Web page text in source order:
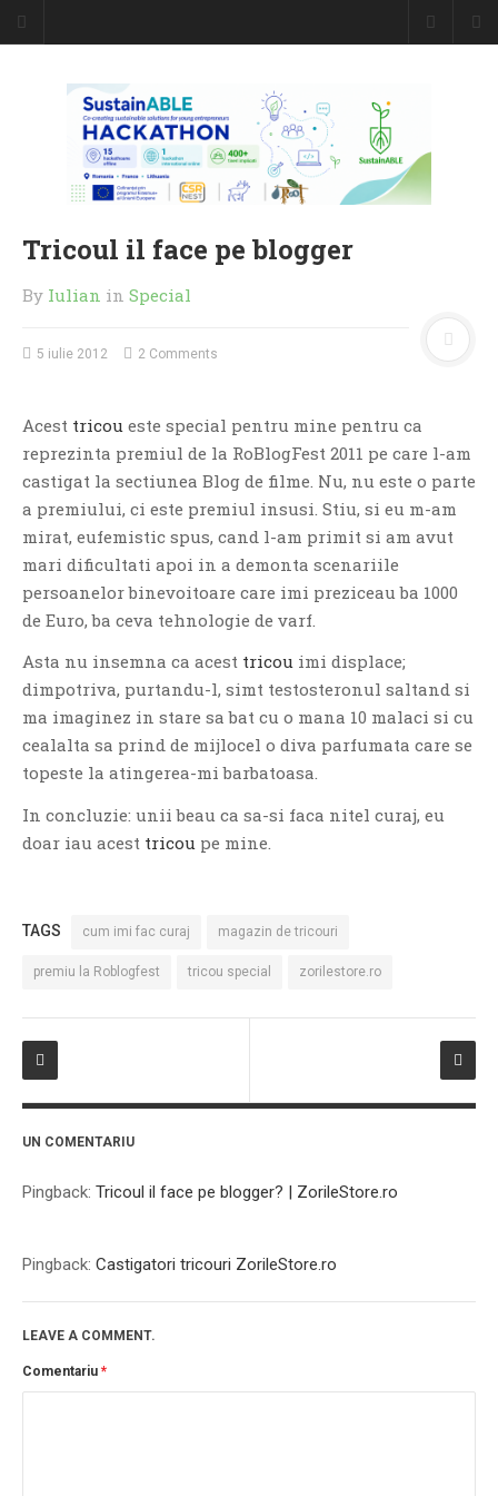
Caiet de
insemnari
DESCARCĂ!
O poveste in care sexul se
confunda cu dragostea,
DESCARCĂ!
If you like movies, words and
mind games, then this is the
own acrostics and describing
RASFOIESTE
Tricoul il face pe blogger
By Iulian in Special
5 iulie 2012 2 Comments
Acest tricou este special pentru mine pentru ca
reprezinta premiul de la RoBlogFest 2011 pe care l-am
castigat la sectiunea Blog de filme. Nu, nu este o parte
a premiului, ci este premiul insusi. Stiu, si eu m-am
mirat, eufemistic spus, cand l-am primit si am avut
mari dificultati apoi in a demonta scenariile
persoanelor binevoitoare care imi preziceau ba 1000
de Euro, ba ceva tehnologie de varf.
Asta nu insemna ca acest tricou imi displace;
dimpotriva, purtandu-l, simt testosteronul saltand si
ma imaginez in stare sa bat cu o mana 10 malaci si cu
cealalta sa prind de mijlocel o diva parfumata care se
topeste la atingerea-mi barbatoasa.
In concluzie: unii beau ca sa-si faca nitel curaj, eu
doar iau acest tricou pe mine.
TAGS cum imi fac curaj magazin de tricouri
premiu la Roblogfest tricou special zorilestore.ro
UN COMENTARIU
Pingback: Tricoul il face pe blogger? | ZorileStore.ro
Pingback: Castigatori tricouri ZorileStore.ro
LEAVE A COMMENT.
Comentariu *